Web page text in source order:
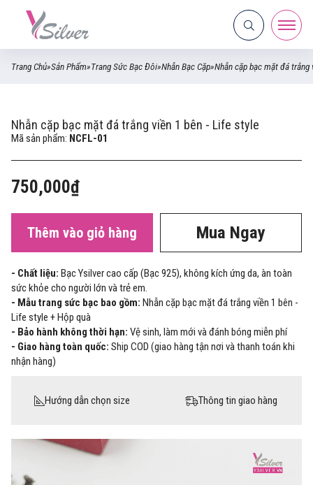
Trang Chủ»Sản Phẩm»Trang Sức Bạc Đôi»Nhẫn Bạc Cặp»Nhẫn cặp bạc mặt đá trắng
Nhẫn cặp bạc mặt đá trắng viền 1 bên - Life style
Mã sản phẩm: NCFL-01
750,000₫
Thêm vào giỏ hàng Mua Ngay
- Chất liệu: Bạc Ysilver cao cấp (Bạc 925), không kích ứng da, àn toàn
sức khỏe cho người lớn và trẻ em.
- Mẫu trang sức bạc bao gồm: Nhẫn cặp bạc mặt đá trắng viền 1 bên -
Life style + Hộp quà
- Bảo hành không thời hạn: Vệ sinh, làm mới và đánh bóng miễn phí
- Giao hàng toàn quốc: Ship COD (giao hàng tận nơi và thanh toán khi
nhận hàng)
Hướng dẫn chọn size Thông tin giao hàng